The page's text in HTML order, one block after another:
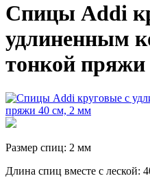
Спицы Addi
удлиненным
тонкой
Размер спиц: 2 мм
Длина спиц вместе с леской: